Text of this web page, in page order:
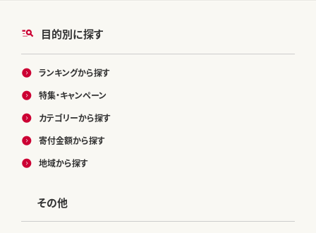
目的別に探す
ランキングから探す
特集・キャンペーン
カテゴリーから探す
寄付金額から探す
地域から探す
その他